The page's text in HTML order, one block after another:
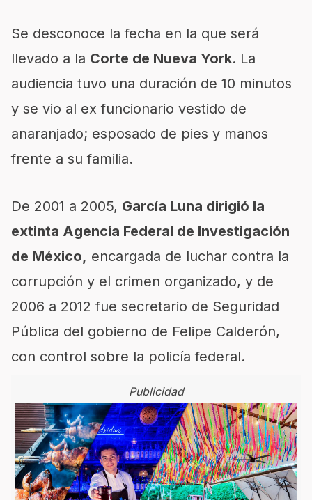
Se desconoce la fecha en la que será
llevado a la Corte de Nueva York. La
audiencia tuvo una duración de 10 minutos
y se vio al ex funcionario vestido de
anaranjado; esposado de pies y manos
frente a su familia.
De 2001 a 2005, García Luna dirigió la
extinta Agencia Federal de Investigación
de México, encargada de luchar contra la
corrupción y el crimen organizado, y de
2006 a 2012 fue secretario de Seguridad
Pública del gobierno de Felipe Calderón,
con control sobre la policía federal.
Publicidad